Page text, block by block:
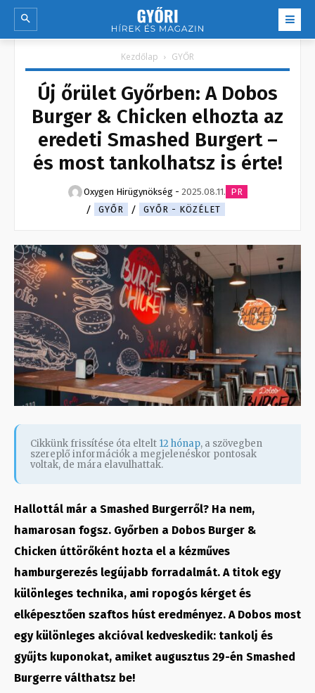
Kezdőlap GYŐR
Új őrület Győrben: A Dobos
Burger & Chicken elhozta az
eredeti Smashed Burgert –
és most tankolhatsz is érte!
Oxygen Hirügynökség - 2025.08.11. PR
GYŐR
GYŐR - KÖZÉLET
Cikkünk frissítése óta eltelt 12 hónap, a szövegben
szereplő információk a megjelenéskor pontosak
voltak, de mára elavulhattak.
Hallottál már a Smashed Burgerről? Ha nem,
hamarosan fogsz. Győrben a Dobos Burger &
Chicken úttörőként hozta el a kézműves
hamburgerezés legújabb forradalmát. A titok egy
különleges technika, ami ropogós kérget és
elképesztően szaftos húst eredményez. A Dobos most
egy különleges akcióval kedveskedik: tankolj és
gyűjts kuponokat, amiket augusztus 29-én Smashed
Burgerre válthatsz be!